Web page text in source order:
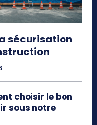
sécurisation
choisir le bon
sous notre